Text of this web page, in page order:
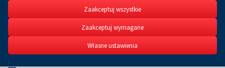
Wydarzenia
Wydarzenia
Zaakceptuj wszystkie
Zaakceptuj wymagane
Własne ustawienia